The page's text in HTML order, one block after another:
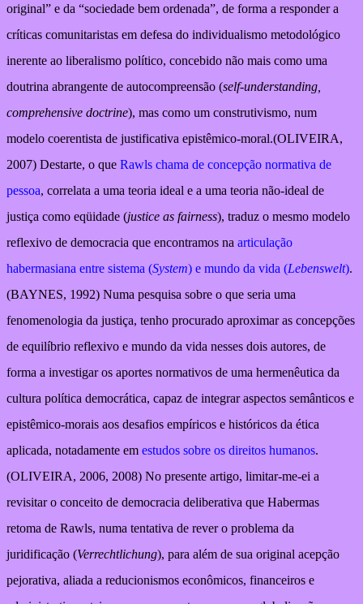
original” e da “sociedade bem ordenada”, de forma a responder a
críticas comunitaristas em defesa do individualismo metodológico
inerente ao liberalismo político, concebido não mais como uma
doutrina abrangente de autocompreensão (self-understanding,
comprehensive doctrine), mas como um construtivismo, num
modelo coerentista de justificativa epistêmico-moral.(OLIVEIRA,
2007) Destarte, o que Rawls chama de concepção normativa de
pessoa, correlata a uma teoria ideal e a uma teoria não-ideal de
justiça como eqüidade (justice as fairness), traduz o mesmo modelo
reflexivo de democracia que encontramos na articulação
habermasiana entre sistema (System) e mundo da vida (Lebenswelt).
(BAYNES, 1992) Numa pesquisa sobre o que seria uma
fenomenologia da justiça, tenho procurado aproximar as concepções
de equilíbrio reflexivo e mundo da vida nesses dois autores, de
forma a investigar os aportes normativos de uma hermenêutica da
cultura política democrática, capaz de integrar aspectos semânticos e
epistêmico-morais aos desafios empíricos e históricos da ética
aplicada, notadamente em estudos sobre os direitos humanos.
(OLIVEIRA, 2006, 2008) No presente artigo, limitar-me-ei a
revisitar o conceito de democracia deliberativa que Habermas
retoma de Rawls, numa tentativa de rever o problema da
juridificação (Verrechtlichung), para além de sua original acepção
pejorativa, aliada a reducionismos econômicos, financeiros e